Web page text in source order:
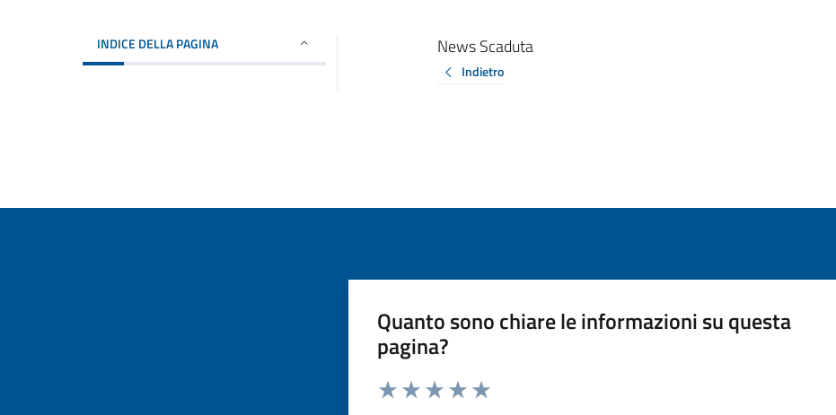
INDICE DELLA PAGINA News Scaduta
Indietro
Quanto sono chiare le informazioni su questa
pagina?
Valuta da 1 a 5 stelle la pagina